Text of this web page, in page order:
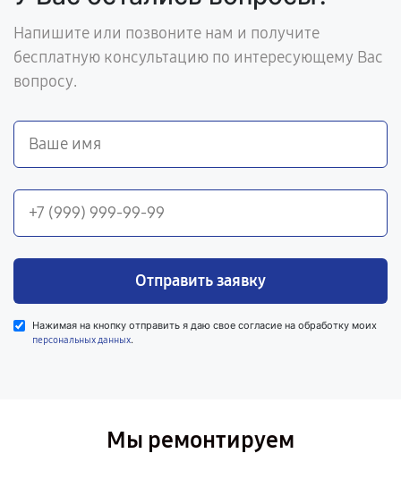
Напишите или позвоните нам и получите
бесплатную консультацию по интересующему Вас
вопросу.
Отправить заявку
Нажимая на кнопку отправить я даю свое согласие на обработку моих
персональных данных.
Мы ремонтируем